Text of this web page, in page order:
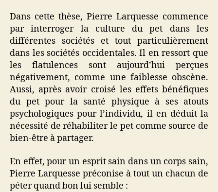
Dans cette thèse, Pierre Larquesse commence
par interroger la culture du pet dans les
différentes sociétés et tout particulièrement
dans les sociétés occidentales. Il en ressort que
les flatulences sont aujourd’hui perçues
négativement, comme une faiblesse obscène.
Aussi, après avoir croisé les effets bénéfiques
du pet pour la santé physique à ses atouts
psychologiques pour l’individu, il en déduit la
nécessité de réhabiliter le pet comme source de
bien-être à partager.
En effet, pour un esprit sain dans un corps sain,
Pierre Larquesse préconise à tout un chacun de
péter quand bon lui semble :